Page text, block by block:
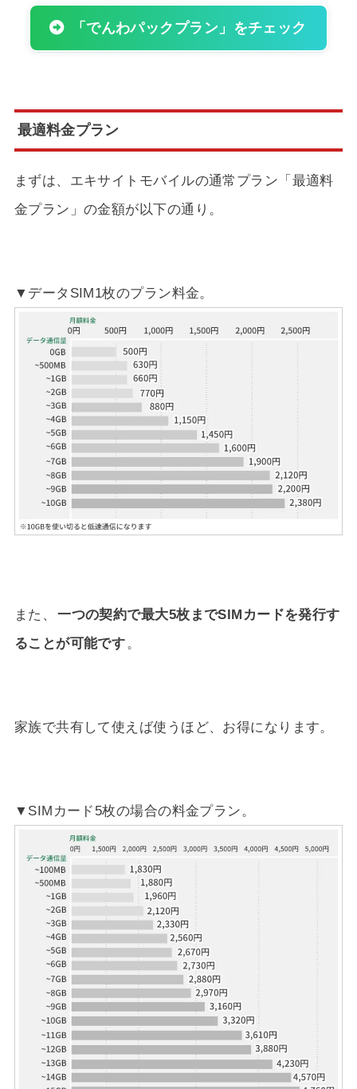
「でんわパックプラン」をチェック
最適料金プラン
まずは、エキサイトモバイルの通常プラン「最適料
金プラン」の金額が以下の通り。
▼データSIM1枚のプラン料金。
また、 一つの契約で最大5枚までSIMカードを発行す
ることが可能です 。
家族で共有して使えば使うほど、お得になります。
▼SIMカード5枚の場合の料金プラン。